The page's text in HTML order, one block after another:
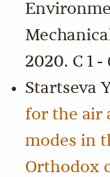
2020. С 1 -
Startseva
for the air
modes in
Orthodox